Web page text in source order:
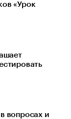
«Урок
вопросах и